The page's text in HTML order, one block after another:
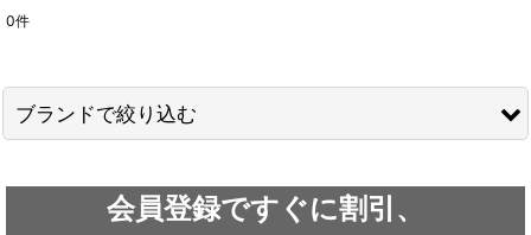
並び順
0件
ブランドで絞り込む
会員登録ですぐに割引、